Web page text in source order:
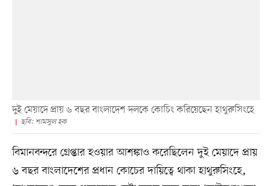
দুই মেয়াদে প্রায় ৬ বছর বাংলাদেশ দলকে কোচিং করিয়েছেন হাথুরুসিংহে
ছবি: শামসুল হক
বিমানবন্দরে গ্রেপ্তার হওয়ার আশঙ্কাও করেছিলেন দুই মেয়াদে প্রায়
৬ বছর বাংলাদেশের প্রধান কোচের দায়িত্বে থাকা হাথুরুসিংহে,